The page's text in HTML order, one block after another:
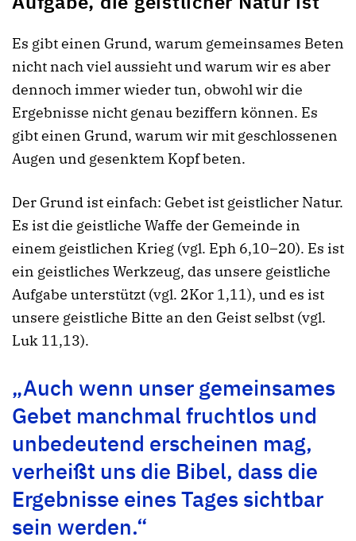
Es gibt einen Grund, warum gemeinsames Beten
nicht nach viel aussieht und warum wir es aber
dennoch immer wieder tun, obwohl wir die
Ergebnisse nicht genau beziffern können. Es
gibt einen Grund, warum wir mit geschlossenen
Augen und gesenktem Kopf beten.
Der Grund ist einfach: Gebet ist geistlicher Natur.
Es ist die geistliche Waffe der Gemeinde in
einem geistlichen Krieg (vgl. Eph 6,10–20). Es ist
ein geistliches Werkzeug, das unsere geistliche
Aufgabe unterstützt (vgl. 2Kor 1,11), und es ist
unsere geistliche Bitte an den Geist selbst (vgl.
Luk 11,13).
„Auch wenn unser gemeinsames
Gebet manchmal fruchtlos und
unbedeutend erscheinen mag,
verheißt uns die Bibel, dass die
Ergebnisse eines Tages sichtbar
sein werden.“